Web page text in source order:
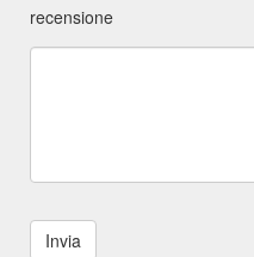
recensione